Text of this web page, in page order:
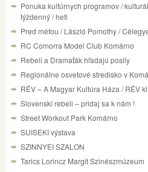
Ponuka kultúrnych programov /
týždenný / heti
Pred métou / László Pomothy /
RC Comorra Model Club Komárno
Rebeli a Dramaťák hľadajú posily
Regionálne osvetové stredisko v
RÉV – A Magyar Kultúra Háza / RÉV
Slovenskí rebeli – pridaj sa k nám !
Street Workout Park Komárno
SUISEKI výstava
SZINNYEI SZALON
Tarics Lorincz Margit Szinészmúzeum